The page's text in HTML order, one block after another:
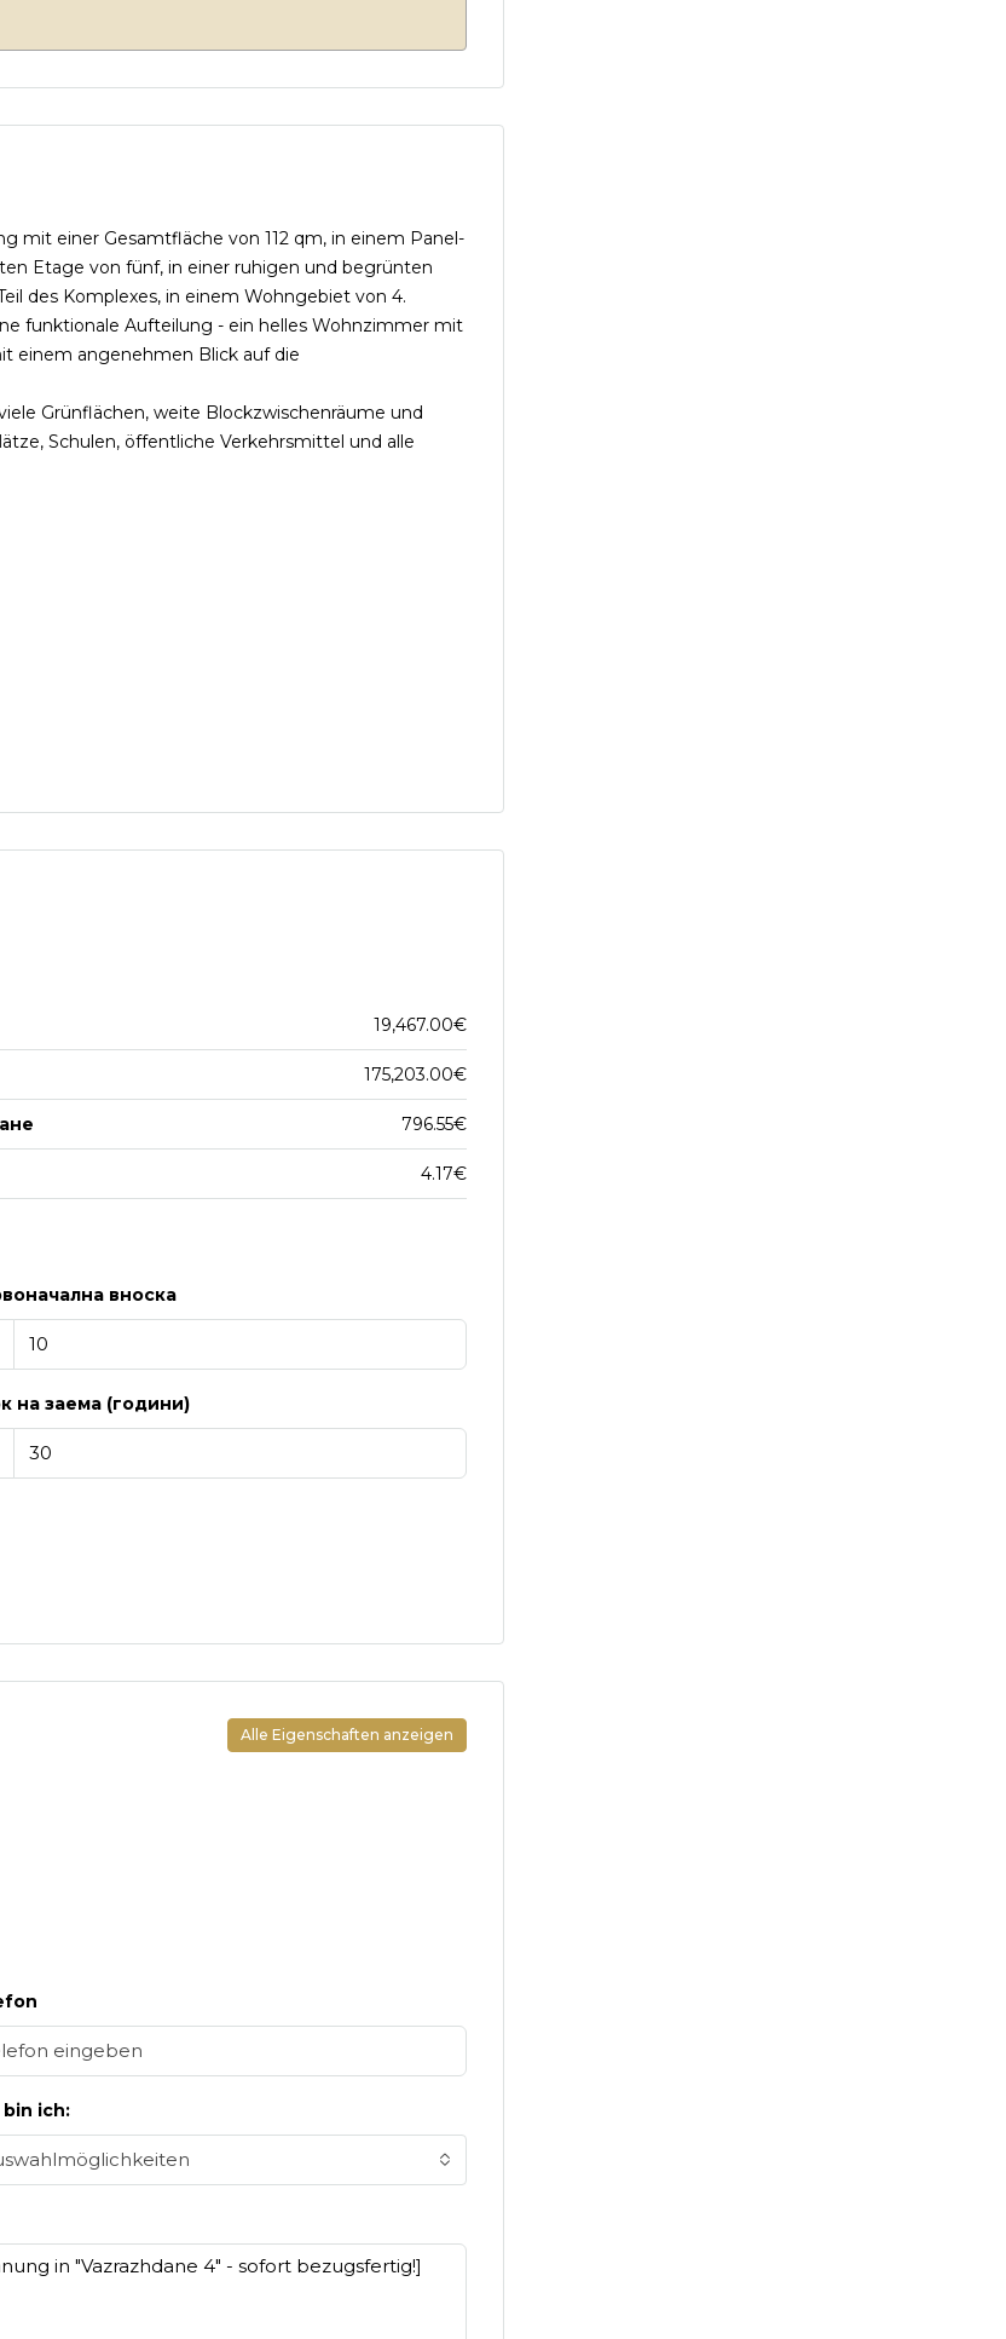
mit einer Gesamtfläche von 112 qm, in einem Panel-
Etage von fünf, in einer ruhigen und begrünten
des Komplexes, in einem Wohngebiet von 4.
funktionale Aufteilung - ein helles Wohnzimmer mit
einem angenehmen Blick auf die
Grünflächen, weite Blockzwischenräume und
Schulen, öffentliche Verkehrsmittel und alle
19,467.00€
175,203.00€
796.55€
4.17€
вноска
на заема (години)
Alle Eigenschaften anzeigen
bin ich: